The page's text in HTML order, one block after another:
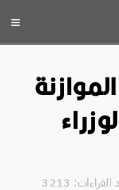
3213